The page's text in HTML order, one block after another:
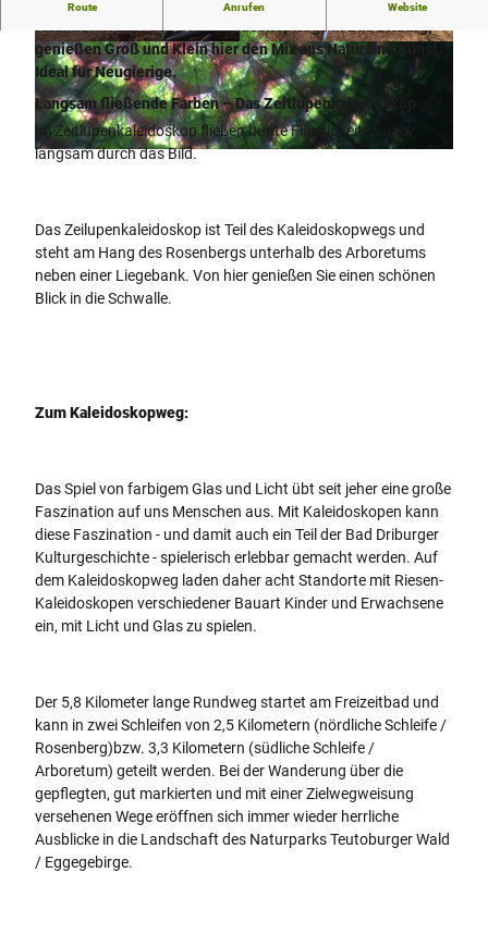
© Bad Driburger Touristik GmbH
© Bad Driburger Touristik GmbH © Bad Driburger Touristik GmbH
Route Anrufen Website
genießen Groß und Klein hier den Mix aus Natur und Kunst.
Ideal für Neugierige.
Langsam fließende Farben – Das Zeitlupenkaleidoskop
im Zeitlupenkaleidoskop fließen bunte Flüssigkeiten ganz
langsam durch das Bild.
Das Zeilupenkaleidoskop ist Teil des Kaleidoskopwegs und
steht am Hang des Rosenbergs unterhalb des Arboretums
neben einer Liegebank. Von hier genießen Sie einen schönen
Blick in die Schwalle.
Zum Kaleidoskopweg:
Das Spiel von farbigem Glas und Licht übt seit jeher eine große
Faszination auf uns Menschen aus. Mit Kaleidoskopen kann
diese Faszination - und damit auch ein Teil der Bad Driburger
Kulturgeschichte - spielerisch erlebbar gemacht werden. Auf
dem Kaleidoskopweg laden daher acht Standorte mit Riesen-
Kaleidoskopen verschiedener Bauart Kinder und Erwachsene
ein, mit Licht und Glas zu spielen.
Der 5,8 Kilometer lange Rundweg startet am Freizeitbad und
kann in zwei Schleifen von 2,5 Kilometern (nördliche Schleife /
Rosenberg)bzw. 3,3 Kilometern (südliche Schleife /
Arboretum) geteilt werden. Bei der Wanderung über die
gepflegten, gut markierten und mit einer Zielwegweisung
versehenen Wege eröffnen sich immer wieder herrliche
Ausblicke in die Landschaft des Naturparks Teutoburger Wald
/ Eggegebirge.